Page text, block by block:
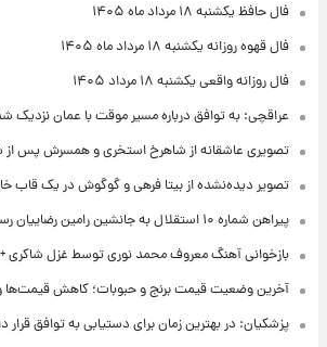
فال حافظ یکشنبه ۱۸ مرداد ماه ۱۴۰۵
فال قهوه روزانه یکشنبه ۱۸ مرداد ماه ۱۴۰۵
فال روزانه واقعی یکشنبه ۱۸ مرداد ۱۴۰۵
عراقچی: به توافق درباره مسیر موقت با عمان نزدیک
تصویری عاشقانه از شاهرخ استخری و همسرش پس
تصویر دیده‌نشده از بیتا فرهی و گوگوش در یک
پیراهن شماره ۱۰ استقلال به جانشین رامین رضاییان رسید + عکس
بازخوانی آهنگ معروف محمد نوری توسط غزل شاکری
آخرین وضعیت قیمت برنج و حبوبات؛ کاهش قیمت‌ها
پزشکیان: در بهترین زمان برای دستیابی به توافق قرار